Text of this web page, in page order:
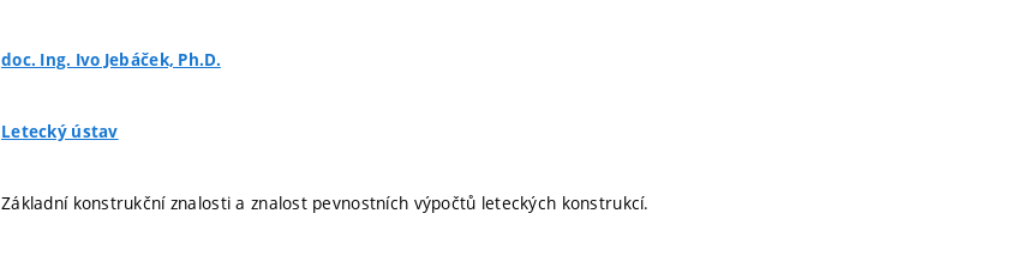
doc. Ing. Ivo Jebáček, Ph.D.
Letecký ústav
Základní konstrukční znalosti a znalost pevnostních výpočtů leteckých konstrukcí.